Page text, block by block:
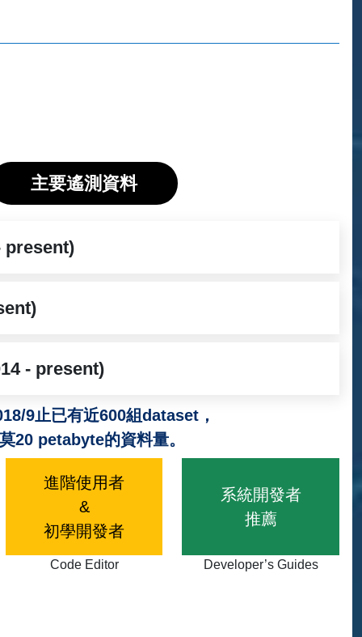
主要遙測資料
present)
- present)
9止已有近600組dataset，
20 petabyte的資料量。
進階使用者
&
初學開發者
Code Editor
系統開發者
推薦
Developer’s Guides